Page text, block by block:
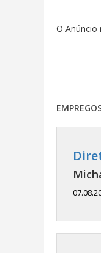
O Anúncio